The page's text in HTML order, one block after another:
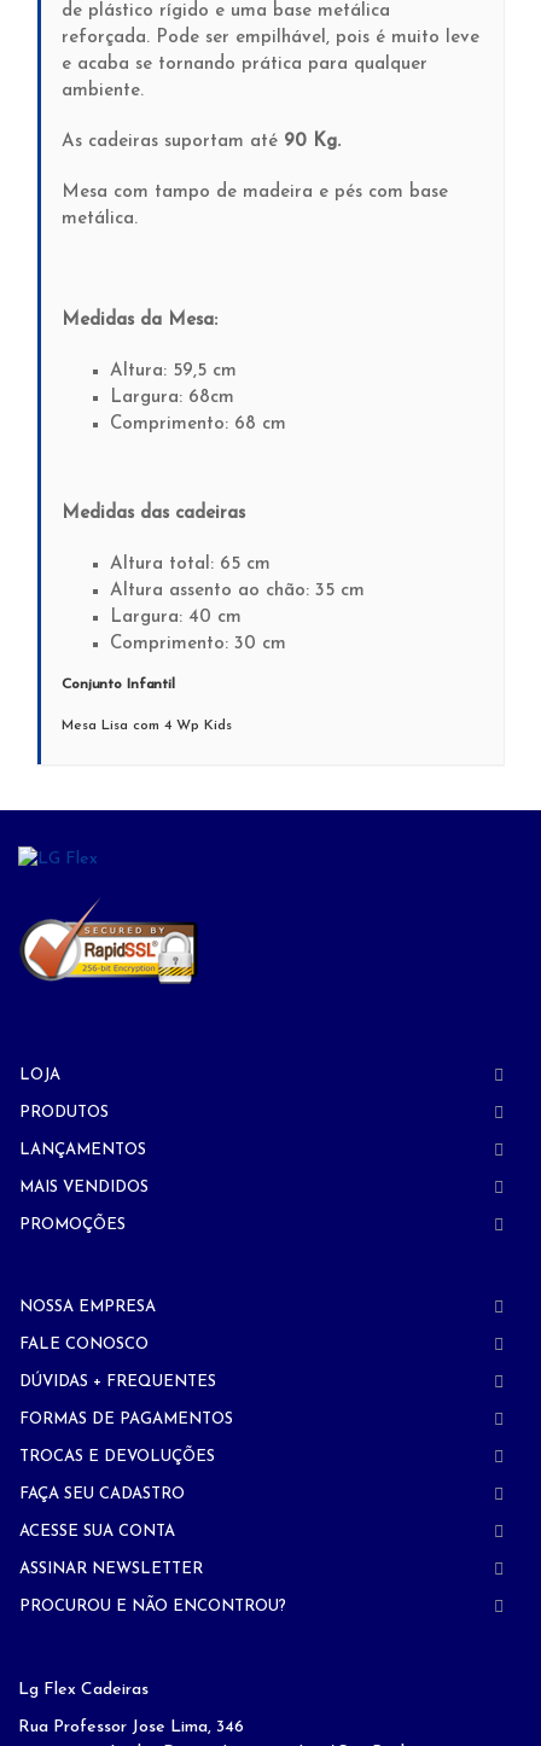
de plástico rígido e uma base metálica
reforçada. Pode ser empilhável, pois é muito leve
e acaba se tornando prática para qualquer
ambiente.
As cadeiras suportam até 90 Kg.
Mesa com tampo de madeira e pés com base
metálica.
Medidas da Mesa:
Altura: 59,5 cm
Largura: 68cm
Comprimento: 68 cm
Medidas das cadeiras
Altura total: 65 cm
Altura assento ao chão: 35 cm
Largura: 40 cm
Comprimento: 30 cm
Conjunto Infantil
Mesa Lisa com 4 Wp Kids
LOJA
PRODUTOS
LANÇAMENTOS
MAIS VENDIDOS
PROMOÇÕES
NOSSA EMPRESA
FALE CONOSCO
DÚVIDAS + FREQUENTES
FORMAS DE PAGAMENTOS
TROCAS E DEVOLUÇÕES
FAÇA SEU CADASTRO
ACESSE SUA CONTA
ASSINAR NEWSLETTER
PROCUROU E NÃO ENCONTROU?
Lg Flex Cadeiras
Rua Professor Jose Lima, 346